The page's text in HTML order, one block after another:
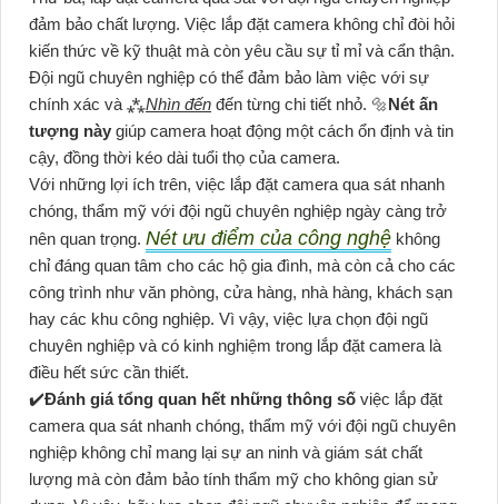
đảm bảo chất lượng. Việc lắp đặt camera không chỉ đòi hỏi
kiến thức về kỹ thuật mà còn yêu cầu sự tỉ mỉ và cẩn thận.
Đội ngũ chuyên nghiệp có thể đảm bảo làm việc với sự
chính xác và ⁂Nhìn đến đến từng chi tiết nhỏ. 🔩Nét ấn
tượng này giúp camera hoạt động một cách ổn định và tin
cậy, đồng thời kéo dài tuổi thọ của camera.
Với những lợi ích trên, việc lắp đặt camera qua sát nhanh
chóng, thẩm mỹ với đội ngũ chuyên nghiệp ngày càng trở
nên quan trọng. Nét ưu điểm của công nghệ không
chỉ đáng quan tâm cho các hộ gia đình, mà còn cả cho các
công trình như văn phòng, cửa hàng, nhà hàng, khách sạn
hay các khu công nghiệp. Vì vậy, việc lựa chọn đội ngũ
chuyên nghiệp và có kinh nghiệm trong lắp đặt camera là
điều hết sức cần thiết.
✔️Đánh giá tổng quan hết những thông số việc lắp đặt
camera qua sát nhanh chóng, thẩm mỹ với đội ngũ chuyên
nghiệp không chỉ mang lại sự an ninh và giám sát chất
lượng mà còn đảm bảo tính thẩm mỹ cho không gian sử